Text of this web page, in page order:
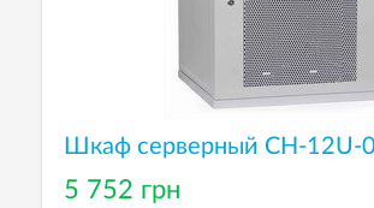
Шкаф серверный СН-12U-
5 752 грн